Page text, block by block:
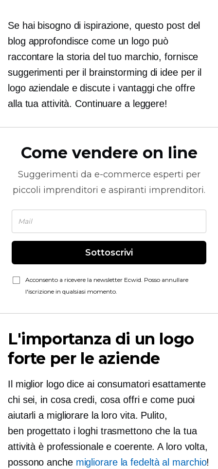
Se hai bisogno di ispirazione, questo post del
blog approfondisce come un logo può
raccontare la storia del tuo marchio, fornisce
suggerimenti per il brainstorming di idee per il
logo aziendale e discute i vantaggi che offre
alla tua attività. Continuare a leggere!
Come vendere on line
Suggerimenti da e-commerce esperti per
piccoli imprenditori e aspiranti imprenditori.
Sottoscrivi
Acconsento a ricevere la newsletter Ecwid. Posso annullare
l'iscrizione in qualsiasi momento.
L'importanza di un logo
forte per le aziende
Il miglior logo dice ai consumatori esattamente
chi sei, in cosa credi, cosa offri e come puoi
aiutarli a migliorare la loro vita. Pulito,
ben progettatoi loghi trasmettono che la tua
attività è professionale e coerente. A loro volta,
possono anche migliorare la fedeltà al marchio!